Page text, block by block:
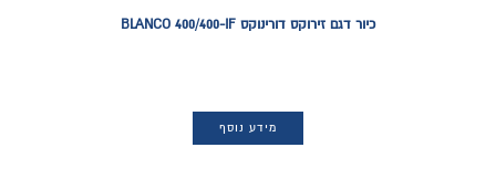
כיור דגם זירוקס דורינוקס BLANCO 400/400-IF
מידע נוסף